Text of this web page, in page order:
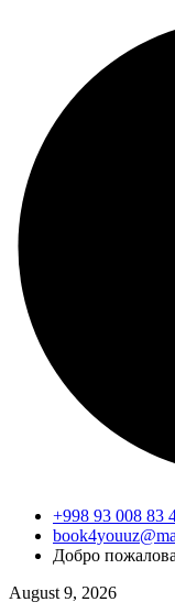
+998 93 008 83
Добро
August 9, 2026